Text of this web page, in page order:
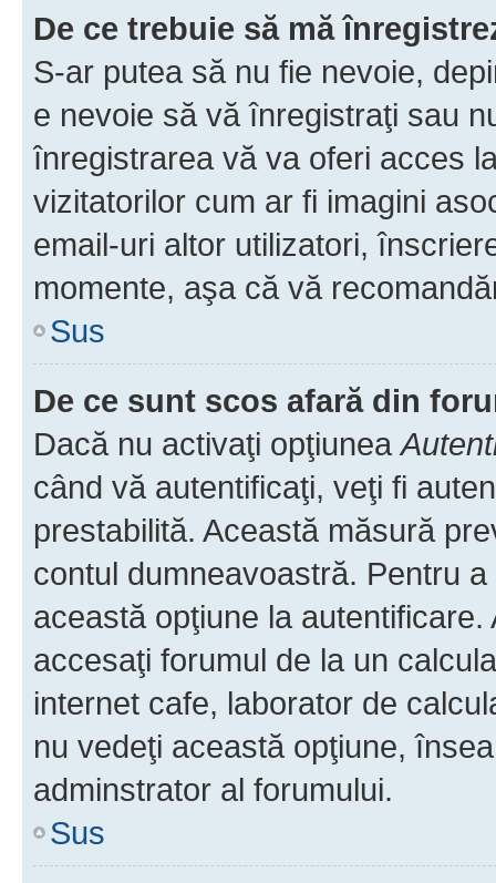
De ce trebuie să mă
S-ar putea să nu fie nevoie,
e nevoie să vă înregistraţi sau
înregistrarea vă va oferi acces
vizitatorilor cum ar fi imagini
email-uri altor utilizatori,
momente, aşa că vă
Sus
De ce sunt scos afară din
Dacă nu activaţi opţiunea
când vă autentificaţi, veţi fi
prestabilită. Această măsură
contul dumneavoastră. Pentru
această opţiune la
accesaţi forumul de la un
internet cafe, laborator de
nu vedeţi această opţiune,
adminstrator al forumului.
Sus